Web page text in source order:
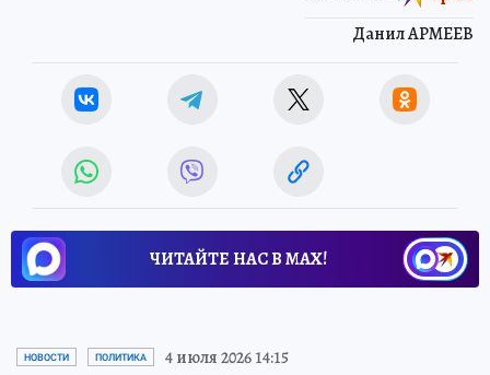
Данил АРМЕЕВ
ЧИТАЙТЕ НАС В МАХ!
НОВОСТИ ПОЛИТИКА 4 июля 2026 14:15